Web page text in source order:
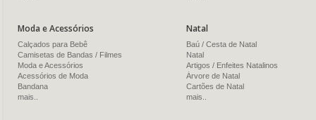
Moda e Acessórios
Calçados para Bebê
Camisetas de Bandas / Filmes
Moda e Acessórios
Acessórios de Moda
Bandana
mais..
Natal
Baú / Cesta de Natal
Natal
Artigos / Enfeites Natalinos
Árvore de Natal
Cartões de Natal
mais..